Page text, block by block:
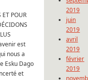
ET POUR
est
nous a
Esku Dago
et
2019
juin
2019
avril
2019
février
2019